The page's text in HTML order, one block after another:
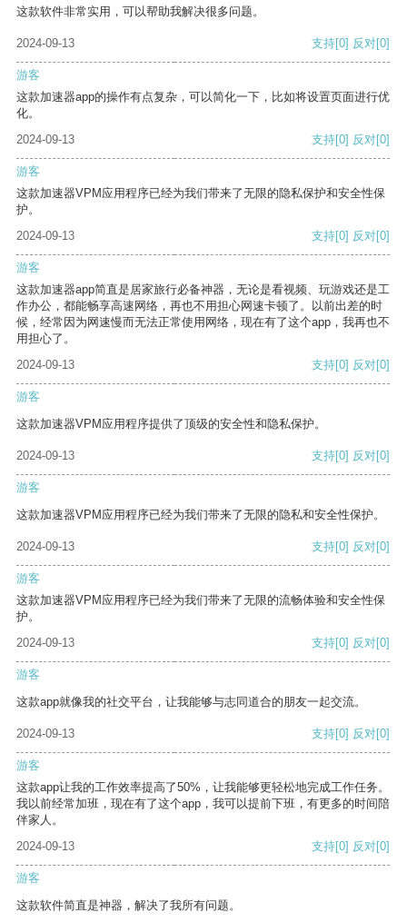
这款软件非常实用，可以帮助我解决很多问题。
2024-09-13 支持[0] 反对[0]
游客
这款加速器app的操作有点复杂，可以简化一下，比如将设置页面进行优
化。
2024-09-13
支持[0] 反对[0]
游客
这款加速器VPM应用程序已经为我们带来了无限的隐私保护和安全性保
护。
2024-09-13
支持[0] 反对[0]
游客
这款加速器app简直是居家旅行必备神器，无论是看视频、玩游戏还是工
作办公，都能畅享高速网络，再也不用担心网速卡顿了。以前出差的时
候，经常因为网速慢而无法正常使用网络，现在有了这个app，我再也不
用担心了。
2024-09-13
支持[0] 反对[0]
游客
这款加速器VPM应用程序提供了顶级的安全性和隐私保护。
2024-09-13 支持[0] 反对[0]
游客
这款加速器VPM应用程序已经为我们带来了无限的隐私和安全性保护。
2024-09-13 支持[0] 反对[0]
游客
这款加速器VPM应用程序已经为我们带来了无限的流畅体验和安全性保
护。
2024-09-13
支持[0] 反对[0]
游客
这款app就像我的社交平台，让我能够与志同道合的朋友一起交流。
2024-09-13 支持[0] 反对[0]
游客
这款app让我的工作效率提高了50%，让我能够更轻松地完成工作任务。
我以前经常加班，现在有了这个app，我可以提前下班，有更多的时间陪
伴家人。
2024-09-13
支持[0] 反对[0]
游客
这款软件简直是神器，解决了我所有问题。